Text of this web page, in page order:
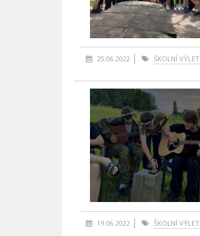
25.06.2022 ŠKOLNÍ VÝLET
19.06.2022 ŠKOLNÍ VÝLET